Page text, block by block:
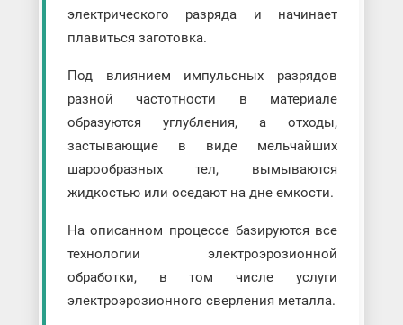
электрического разряда и начинает
плавиться заготовка.
Под влиянием импульсных разрядов
разной частотности в материале
образуются углубления, а отходы,
застывающие в виде мельчайших
шарообразных тел, вымываются
жидкостью или оседают на дне емкости.
На описанном процессе базируются все
технологии электроэрозионной
обработки, в том числе услуги
электроэрозионного сверления металла.